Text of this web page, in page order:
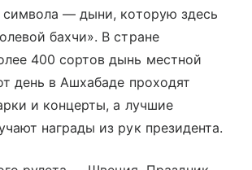
символа — дыни, которую здесь
бахчи». В стране
400 сортов дынь местной
день в Ашхабаде проходят
и концерты, а лучшие
награды из рук президента.